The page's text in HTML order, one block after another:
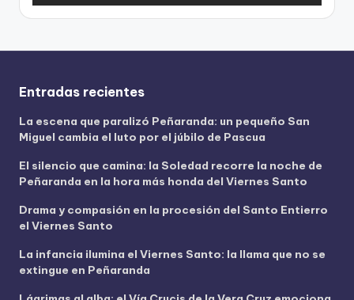
d
v
d
e
Entradas recientes
La escena que paralizó Peñaranda: un pequeño San
Miguel cambia el luto por el júbilo de Pascua
El silencio que camina: la Soledad recorre la noche de
Peñaranda en la hora más honda del Viernes Santo
Drama y compasión en la procesión del Santo Entierro
el Viernes Santo
La infancia ilumina el Viernes Santo: la llama que no se
extingue en Peñaranda